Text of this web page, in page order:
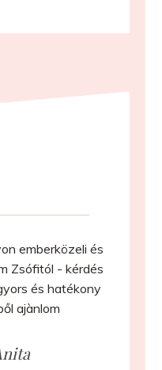
emberközeli és
Zsófitól - kérdés
és hatékony
ajànlom